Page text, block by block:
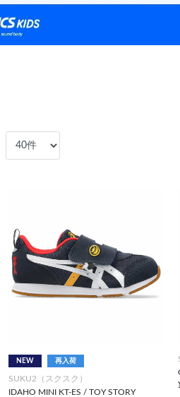
NEW 再入荷
SUKU2（スクスク）
IDAHO MINI KT-ES / TOY STORY